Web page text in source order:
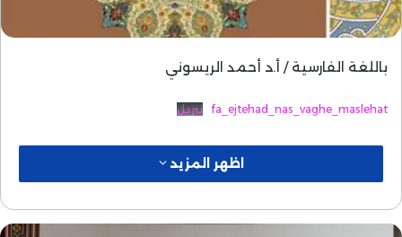
باللغة الفارسية / أ.د أحمد الريسوني
fa_ejtehad_nas_vaghe_maslehat تنزيل
اظهر المزيد